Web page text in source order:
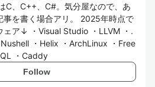
C、C++、C#。気分屋なので、あ
事を書く場合アリ。 2025年時点で
ェア↓ ・Visual Studio ・LLVM ・.
・Helix ・ArchLinux ・Free
・Caddy
Follow